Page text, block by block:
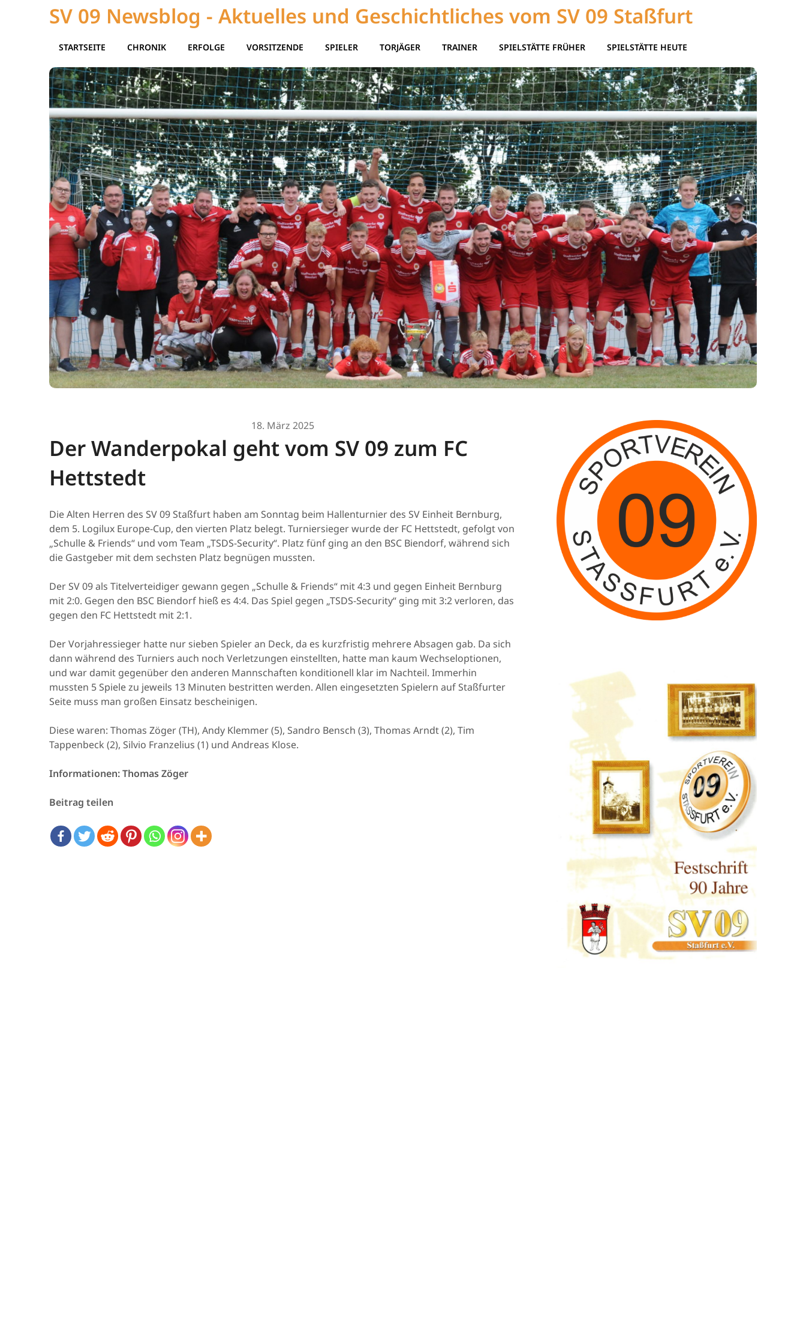
SV 09 Newsblog - Aktuelles und Geschichtliches vom SV 09 Staßfurt
STARTSEITE CHRONIK ERFOLGE VORSITZENDE SPIELER TORJÄGER TRAINER SPIELSTÄTTE FRÜHER SPIELSTÄTTE HEUTE
18. März 2025
Der Wanderpokal geht vom SV 09 zum FC
Hettstedt
Die Alten Herren des SV 09 Staßfurt haben am Sonntag beim Hallenturnier des SV Einheit Bernburg,
dem 5. Logilux Europe-Cup, den vierten Platz belegt. Turniersieger wurde der FC Hettstedt, gefolgt von
„Schulle & Friends“ und vom Team „TSDS-Security“. Platz fünf ging an den BSC Biendorf, während sich
die Gastgeber mit dem sechsten Platz begnügen mussten.
Der SV 09 als Titelverteidiger gewann gegen „Schulle & Friends“ mit 4:3 und gegen Einheit Bernburg
mit 2:0. Gegen den BSC Biendorf hieß es 4:4. Das Spiel gegen „TSDS-Security“ ging mit 3:2 verloren, das
gegen den FC Hettstedt mit 2:1.
Der Vorjahressieger hatte nur sieben Spieler an Deck, da es kurzfristig mehrere Absagen gab. Da sich
dann während des Turniers auch noch Verletzungen einstellten, hatte man kaum Wechseloptionen,
und war damit gegenüber den anderen Mannschaften konditionell klar im Nachteil. Immerhin
mussten 5 Spiele zu jeweils 13 Minuten bestritten werden. Allen eingesetzten Spielern auf Staßfurter
Seite muss man großen Einsatz bescheinigen.
Diese waren: Thomas Zöger (TH), Andy Klemmer (5), Sandro Bensch (3), Thomas Arndt (2), Tim
Tappenbeck (2), Silvio Franzelius (1) und Andreas Klose.
Informationen: Thomas Zöger
Beitrag teilen